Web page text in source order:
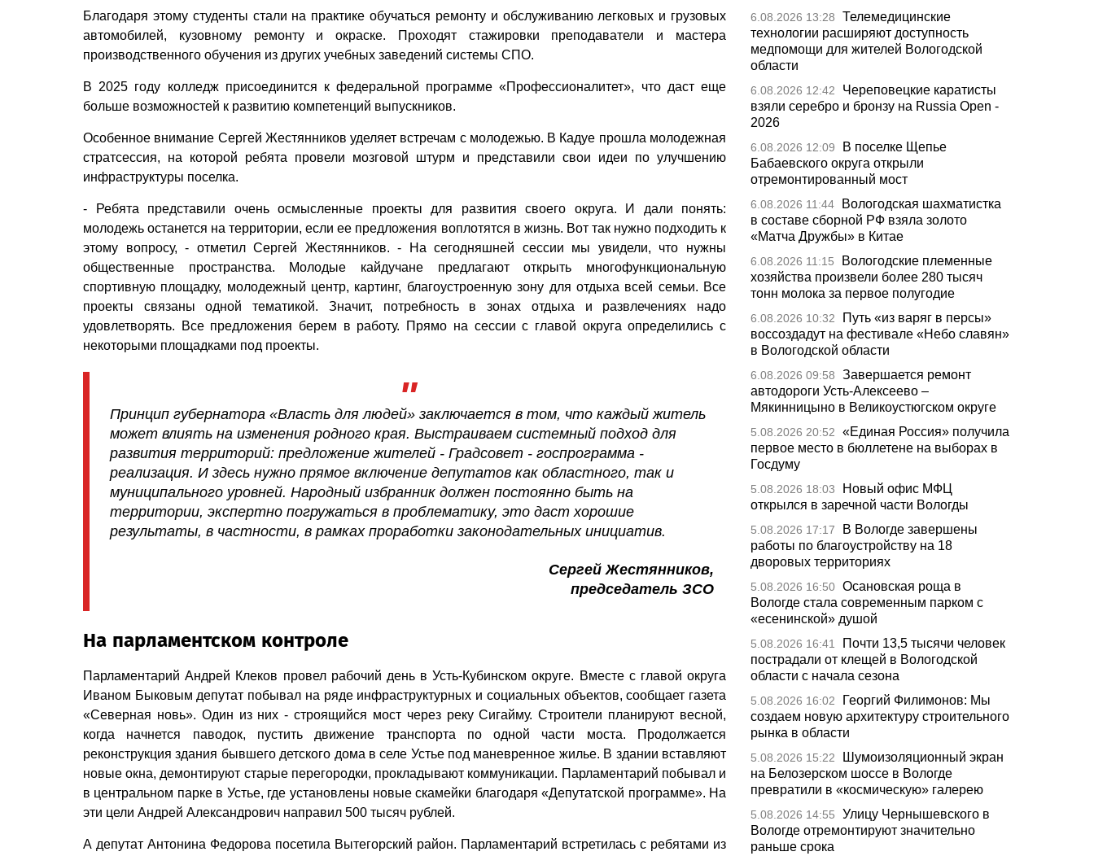
Благодаря этому студенты стали на практике обучаться ремонту и обслуживанию легковых и грузовых
автомобилей, кузовному ремонту и окраске. Проходят стажировки преподаватели и мастера
производственного обучения из других учебных заведений системы СПО.
В 2025 году колледж присоединится к федеральной программе «Профессионалитет», что даст еще
больше возможностей к развитию компетенций выпускников.
Особенное внимание Сергей Жестянников уделяет встречам с молодежью. В Кадуе прошла молодежная
стратсессия, на которой ребята провели мозговой штурм и представили свои идеи по улучшению
инфраструктуры поселка.
- Ребята представили очень осмысленные проекты для развития своего округа. И дали понять:
молодежь останется на территории, если ее предложения воплотятся в жизнь. Вот так нужно подходить к
этому вопросу, - отметил Сергей Жестянников. - На сегодняшней сессии мы увидели, что нужны
общественные пространства. Молодые кайдучане предлагают открыть многофункциональную
спортивную площадку, молодежный центр, картинг, благоустроенную зону для отдыха всей семьи. Все
проекты связаны одной тематикой. Значит, потребность в зонах отдыха и развлечениях надо
удовлетворять. Все предложения берем в работу. Прямо на сессии с главой округа определились с
некоторыми площадками под проекты.
Принцип губернатора «Власть для людей» заключается в том, что каждый житель
может влиять на изменения родного края. Выстраиваем системный подход для
развития территорий: предложение жителей - Градсовет - госпрограмма -
реализация. И здесь нужно прямое включение депутатов как областного, так и
муниципального уровней. Народный избранник должен постоянно быть на
территории, экспертно погружаться в проблематику, это даст хорошие
результаты, в частности, в рамках проработки законодательных инициатив.
Сергей Жестянников,
председатель ЗСО
На парламентском контроле
Парламентарий Андрей Клеков провел рабочий день в Усть-Кубинском округе. Вместе с главой округа
Иваном Быковым депутат побывал на ряде инфраструктурных и социальных объектов, сообщает газета
«Северная новь». Один из них - строящийся мост через реку Сигайму. Строители планируют весной,
когда начнется паводок, пустить движение транспорта по одной части моста. Продолжается
реконструкция здания бывшего детского дома в селе Устье под маневренное жилье. В здании вставляют
новые окна, демонтируют старые перегородки, прокладывают коммуникации. Парламентарий побывал и
в центральном парке в Устье, где установлены новые скамейки благодаря «Депутатской программе». На
эти цели Андрей Александрович направил 500 тысяч рублей.
А депутат Антонина Федорова посетила Вытегорский район. Парламентарий встретилась с ребятами из
6.08.2026 13:28
Телемедицинские
технологии расширяют доступность
медпомощи для жителей Вологодской
области
6.08.2026 12:42
Череповецкие каратисты
взяли серебро и бронзу на Russia Open -
2026
6.08.2026 12:09
В поселке Щепье
Бабаевского округа открыли
отремонтированный мост
6.08.2026 11:44
Вологодская шахматистка
в составе сборной РФ взяла золото
«Матча Дружбы» в Китае
6.08.2026 11:15
Вологодские племенные
хозяйства произвели более 280 тысяч
тонн молока за первое полугодие
6.08.2026 10:32
Путь «из варяг в персы»
воссоздадут на фестивале «Небо славян»
в Вологодской области
6.08.2026 09:58
Завершается ремонт
автодороги Усть-Алексеево –
Мякинницыно в Великоустюгском округе
5.08.2026 20:52
«Единая Россия» получила
первое место в бюллетене на выборах в
Госдуму
5.08.2026 18:03
Новый офис МФЦ
открылся в заречной части Вологды
5.08.2026 17:17
В Вологде завершены
работы по благоустройству на 18
дворовых территориях
5.08.2026 16:50 Осановская роща в
Вологде стала современным парком с
«есенинской» душой
5.08.2026 16:41
Почти 13,5 тысячи человек
пострадали от клещей в Вологодской
области с начала сезона
5.08.2026 16:02
Георгий Филимонов: Мы
создаем новую архитектуру строительного
рынка в области
5.08.2026 15:22
Шумоизоляционный экран
на Белозерском шоссе в Вологде
превратили в «космическую» галерею
5.08.2026 14:55
Улицу Чернышевского в
Вологде отремонтируют значительно
раньше срока